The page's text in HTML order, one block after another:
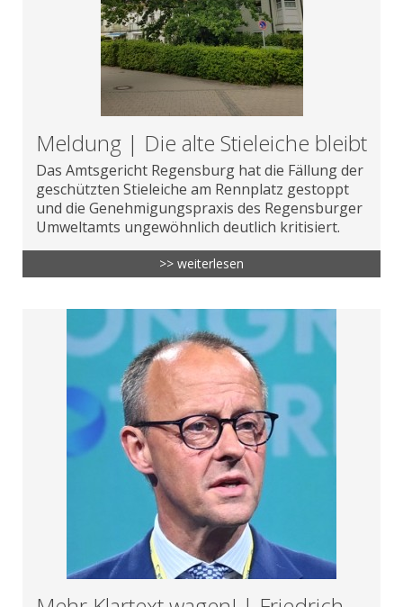
Meldung | Die alte Stieleiche bleibt
Das Amtsgericht Regensburg hat die Fällung der
geschützten Stieleiche am Rennplatz gestoppt
und die Genehmigungspraxis des Regensburger
Umweltamts ungewöhnlich deutlich kritisiert.
>> weiterlesen